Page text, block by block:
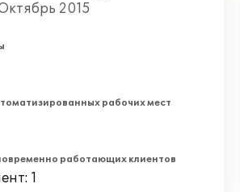
2015
рабочих мест
работающих клиентов
1